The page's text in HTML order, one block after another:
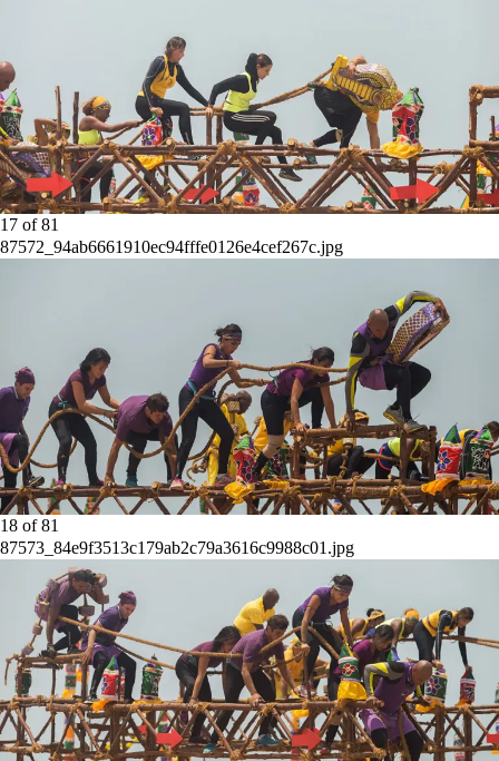
17 of81
87572_94ab6661910ec94fffe0126e4cef267c.jpg
18 of81
87573_84e9f3513c179ab2c79a3616c9988c01.jpg